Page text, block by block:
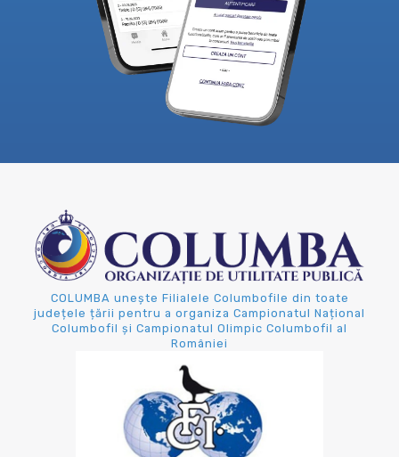
COLUMBA unește Filialele Columbofile din toate
județele țării pentru a organiza Campionatul Național
Columbofil și Campionatul Olimpic Columbofil al
României